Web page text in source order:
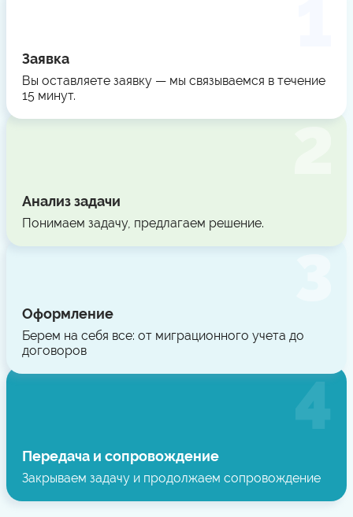
Заявка
Вы оставляете заявку — мы связываемся в течение
15 минут.
Анализ задачи
Понимаем задачу, предлагаем решение.
Оформление
Берем на себя все: от миграционного учета до
договоров
Передача и сопровождение
Закрываем задачу и продолжаем сопровождение